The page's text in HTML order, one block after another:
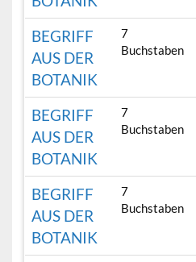
BEGRIFF
AUS DER
BOTANIK
7
Buchstaben
BEGRIFF
AUS DER
BOTANIK
7
Buchstaben
BEGRIFF
AUS DER
BOTANIK
7
Buchstaben